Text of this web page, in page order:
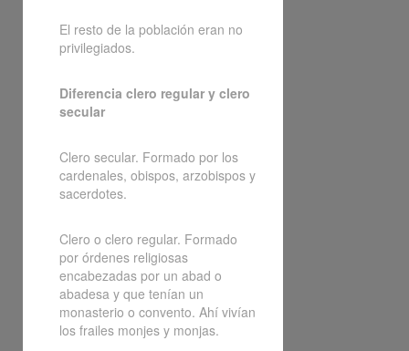
El resto de la población eran no
privilegiados.
Diferencia clero regular y clero
secular
Clero secular. Formado por los
cardenales, obispos, arzobispos y
sacerdotes.
Clero o clero regular. Formado
por órdenes religiosas
encabezadas por un abad o
abadesa y que tenían un
monasterio o convento. Ahí vivían
los frailes monjes y monjas.